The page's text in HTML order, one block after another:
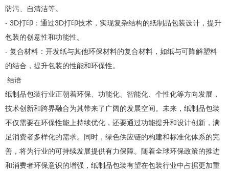
防污、自清洁等。
- 3D打印：通过3D打印技术，实现复杂结构的纸制品包装设计，提升
包装的创意性和功能性。
- 复合材料：开发纸与其他环保材料的复合材料，如纸与可降解塑料
的结合，提升包装的性能和环保性。
结语
纸制品包装行业正朝着环保、功能化、智能化、个性化等方向发展，
技术创新和跨界融合为其带来了广阔的发展空间。未来，纸制品包装
不仅需要在环保性能上持续优化，还要通过功能提升和设计创新，满
足消费者多样化的需求。同时，绿色供应链的构建和标准化体系的完
善，将为行业的可持续发展提供有力保障。随着全球环保政策的推进
和消费者环保意识的增强，纸制品包装有望在包装行业中占据更加重